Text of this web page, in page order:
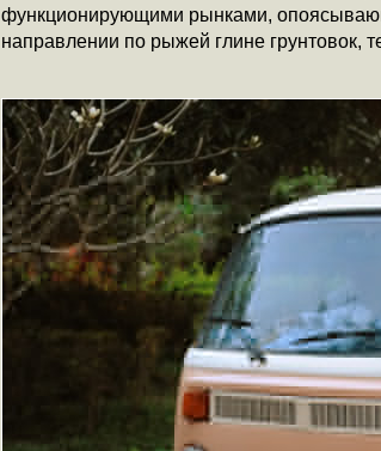
функционирующими рынками,
направлении по рыжей глине грунтовок,